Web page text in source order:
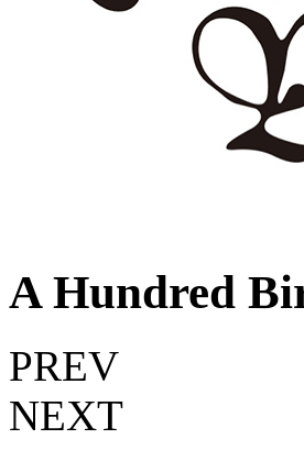
A Hundred
PREV
NEXT